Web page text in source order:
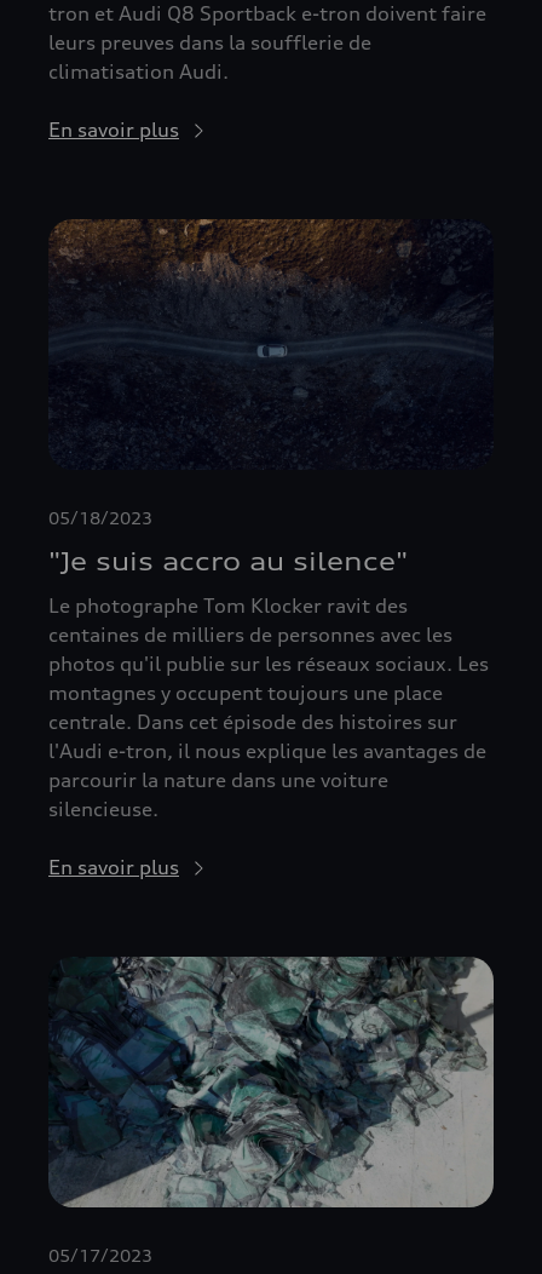
tron et Audi Q8 Sportback e-tron doivent faire
leurs preuves dans la soufflerie de
climatisation Audi.
En savoir plus
05/18/2023
"Je suis accro au silence"
Le photographe Tom Klocker ravit des
centaines de milliers de personnes avec les
photos qu'il publie sur les réseaux sociaux. Les
montagnes y occupent toujours une place
centrale. Dans cet épisode des histoires sur
l'Audi e-tron, il nous explique les avantages de
parcourir la nature dans une voiture
silencieuse.
En savoir plus
05/17/2023